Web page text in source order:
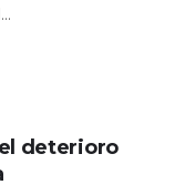
deterioro